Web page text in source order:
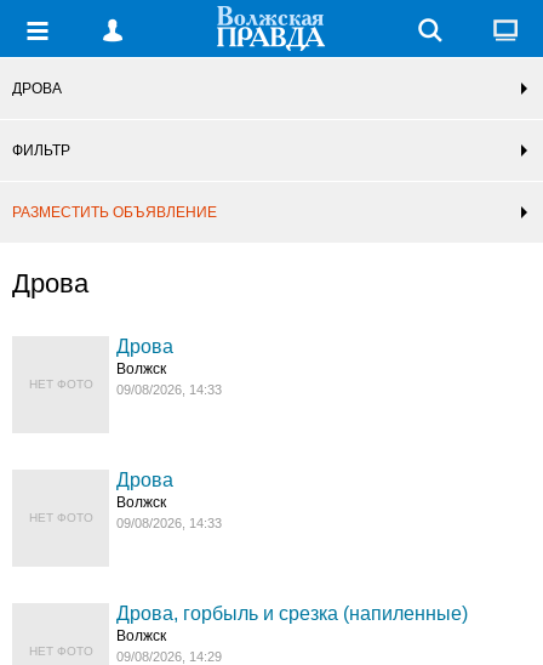
ДРОВА
ФИЛЬТР
РАЗМЕСТИТЬ ОБЪЯВЛЕНИЕ
Дрова
НЕТ ФОТО
Дрова
Волжск
09/08/2026, 14:33
НЕТ ФОТО
Дрова
Волжск
09/08/2026, 14:33
НЕТ ФОТО
Дрова, горбыль и срезка (напиленные)
Волжск
09/08/2026, 14:29